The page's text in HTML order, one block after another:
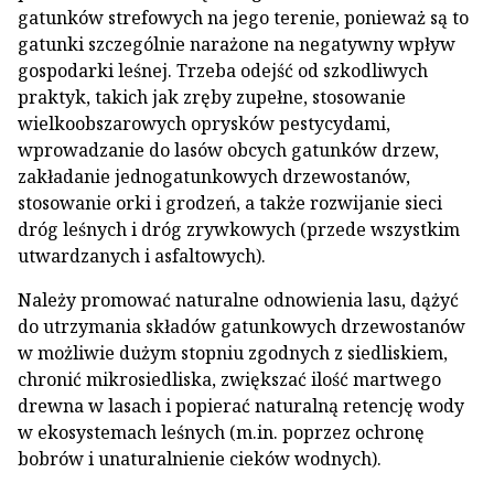
gatunków strefowych na jego terenie, ponieważ są to
gatunki szczególnie narażone na negatywny wpływ
gospodarki leśnej. Trzeba odejść od szkodliwych
praktyk, takich jak zręby zupełne, stosowanie
wielkoobszarowych oprysków pestycydami,
wprowadzanie do lasów obcych gatunków drzew,
zakładanie jednogatunkowych drzewostanów,
stosowanie orki i grodzeń, a także rozwijanie sieci
dróg leśnych i dróg zrywkowych (przede wszystkim
utwardzanych i asfaltowych).
Należy promować naturalne odnowienia lasu, dążyć
do utrzymania składów gatunkowych drzewostanów
w możliwie dużym stopniu zgodnych z siedliskiem,
chronić mikrosiedliska, zwiększać ilość martwego
drewna w lasach i popierać naturalną retencję wody
w ekosystemach leśnych (m.in. poprzez ochronę
bobrów i unaturalnienie cieków wodnych).